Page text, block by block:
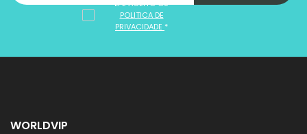
LI E ACEITO OS
POLITICA DE
PRIVACIDADE *
WORLDVIP